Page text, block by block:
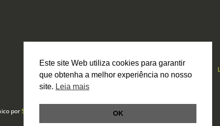
porSmartbit
Este site Web utiliza cookies para garantir
que obtenha a melhor experiência no nosso
site. Leia mais
OK